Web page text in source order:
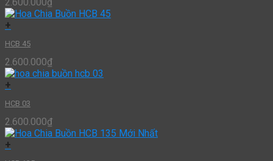
+
HCB 45
2.600.000₫
+
HCB 03
2.600.000₫
+